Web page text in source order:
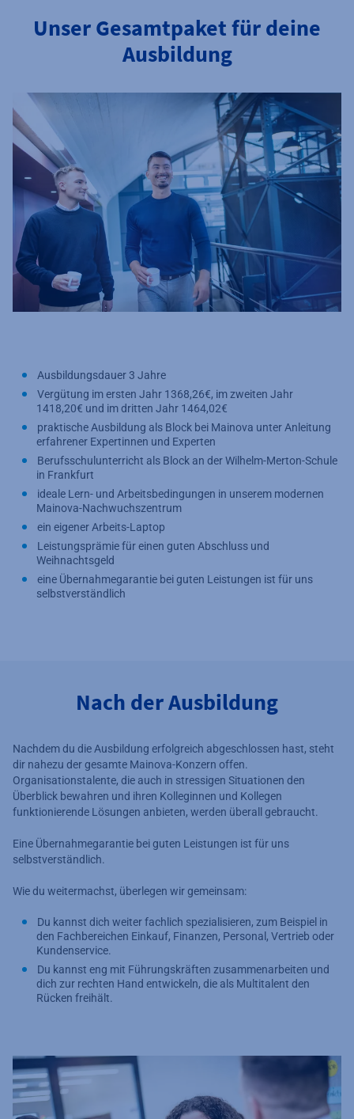
Unser Gesamtpaket für deine
Ausbildung
Ausbildungsdauer 3 Jahre
Vergütung im ersten Jahr 1368,26€, im zweiten Jahr
1418,20€ und im dritten Jahr 1464,02€
praktische Ausbildung als Block bei Mainova unter Anleitung
erfahrener Expertinnen und Experten
Berufsschulunterricht als Block an der Wilhelm-Merton-Schule
in Frankfurt
ideale Lern- und Arbeitsbedingungen in unserem modernen
Mainova-Nachwuchszentrum
ein eigener Arbeits-Laptop
Leistungsprämie für einen guten Abschluss und
Weihnachtsgeld
eine Übernahmegarantie bei guten Leistungen ist für uns
selbstverständlich
Nach der Ausbildung
Nachdem du die Ausbildung erfolgreich abgeschlossen hast, steht
dir nahezu der gesamte Mainova-Konzern offen.
Organisationstalente, die auch in stressigen Situationen den
Überblick bewahren und ihren Kolleginnen und Kollegen
funktionierende Lösungen anbieten, werden überall gebraucht.
Eine Übernahmegarantie bei guten Leistungen ist für uns
selbstverständlich.
Wie du weitermachst, überlegen wir gemeinsam:
Du kannst dich weiter fachlich spezialisieren, zum Beispiel in
den Fachbereichen Einkauf, Finanzen, Personal, Vertrieb oder
Kundenservice.
Du kannst eng mit Führungskräften zusammenarbeiten und
dich zur rechten Hand entwickeln, die als Multitalent den
Rücken freihält.